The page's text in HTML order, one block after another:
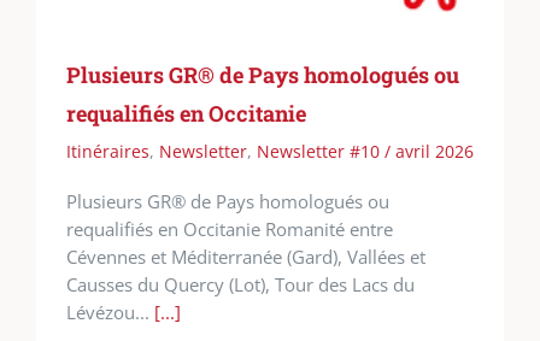
Plusieurs GR® de Pays homologués ou
requalifiés en Occitanie
Itinéraires, Newsletter, Newsletter #10 / avril 2026
Plusieurs GR® de Pays homologués ou
requalifiés en Occitanie Romanité entre
Cévennes et Méditerranée (Gard), Vallées et
Causses du Quercy (Lot), Tour des Lacs du
Lévézou... [...]